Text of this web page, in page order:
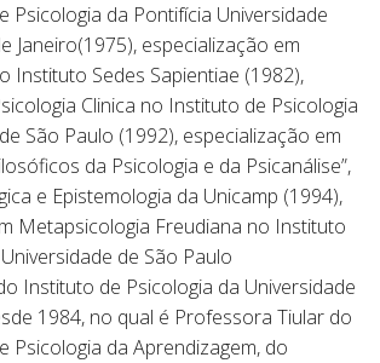
Psicologia da Pontifícia Universidade
Janeiro(1975), especialização em
Instituto Sedes Sapientiae (1982),
Clinica no Instituto de Psicologia
São Paulo (1992), especialização em
da Psicologia e da Psicanálise”,
e Epistemologia da Unicamp (1994),
Metapsicologia Freudiana no Instituto
de São Paulo
Instituto de Psicologia da Universidade
1984, no qual é Professora Tiular do
Psicologia da Aprendizagem, do